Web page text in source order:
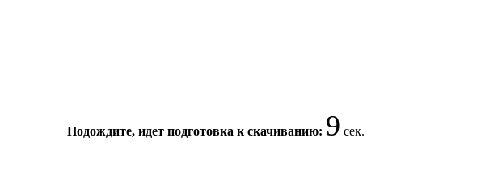
Подождите, идет подготовка к скачиванию: 9 сек.